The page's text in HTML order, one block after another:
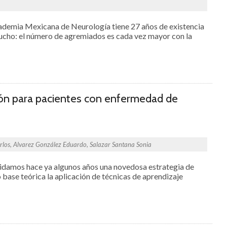
Mexicana de Neurología tiene 27 años de existencia
el número de agremiados es cada vez mayor con la
para pacientes con enfermedad de
Alvarez González Eduardo, Salazar Santana Sonia
hace ya algunos años una novedosa estrategia de
teórica la aplicación de técnicas de aprendizaje